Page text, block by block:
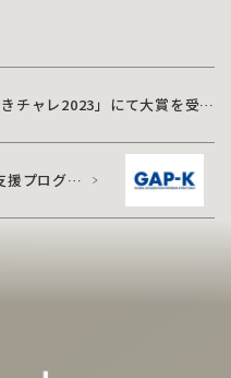
チャレ2023」にて大賞を受賞
援プログラ